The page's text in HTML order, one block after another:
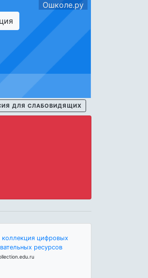
Ошколе.ру
ДЛЯ СЛАБОВИДЯЩИХ
коллекция цифровых
ресурсов